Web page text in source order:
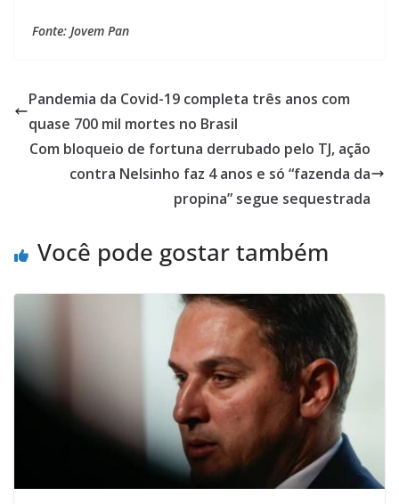
Fonte: Jovem Pan
Pandemia da Covid-19 completa três anos com
quase 700 mil mortes no Brasil
Com bloqueio de fortuna derrubado pelo TJ, ação
contra Nelsinho faz 4 anos e só “fazenda da
propina” segue sequestrada
Você pode gostar também